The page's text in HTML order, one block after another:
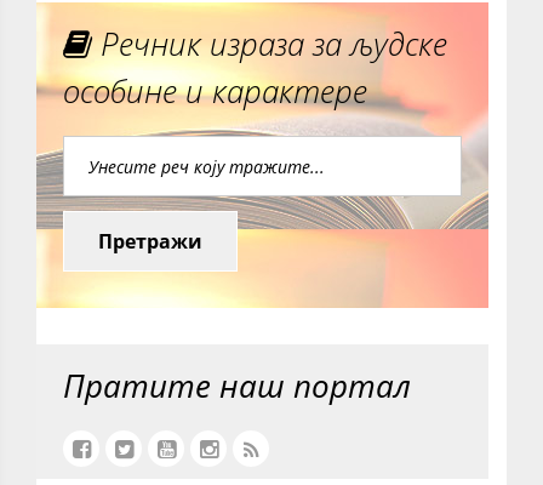
Речник израза за људске
особине и карактере
Претражи
Пратите наш портал